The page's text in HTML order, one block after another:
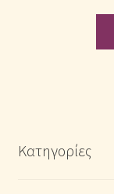
Κατηγορίες